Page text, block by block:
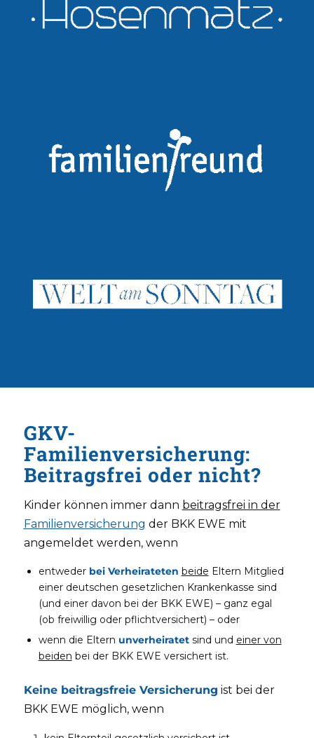
GKV-
Familienversicherung:
Beitragsfrei oder nicht?
Kinder können immer dann beitragsfrei in der
Familienversicherung der BKK EWE mit
angemeldet werden, wenn
entweder bei Verheirateten beide Eltern Mitglied
einer deutschen gesetzlichen Krankenkasse sind
(und einer davon bei der BKK EWE) – ganz egal
(ob freiwillig oder pflichtversichert) – oder
wenn die Eltern unverheiratetsind und einer von
beiden bei der BKK EWE versichert ist.
Keine beitragsfreie Versicherung ist bei der
BKK EWE möglich, wenn